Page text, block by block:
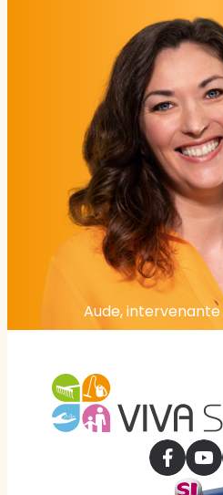
Aude, intervenante